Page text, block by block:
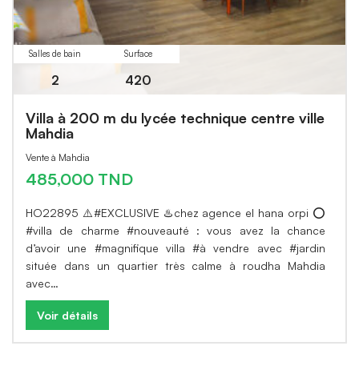
Salles de bain
2
Surface
420
Villa à 200 m du lycée technique centre ville
Mahdia
Vente à Mahdia
485,000 TND
HO22895 ⚠️#EXCLUSIVE ♨️chez agence el hana orpi ⭕
#villa de charme #nouveauté : vous avez la chance
d’avoir une #magnifique villa #à vendre avec #jardin
située dans un quartier très calme à roudha Mahdia
avec…
Voir détails